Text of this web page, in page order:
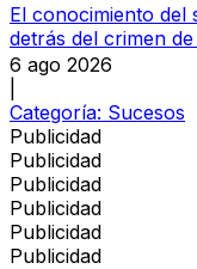
El conocimiento del
detrás del crimen
6 ago 2026
Categoría: Sucesos
Publicidad
Publicidad
Publicidad
Publicidad
Publicidad
Publicidad